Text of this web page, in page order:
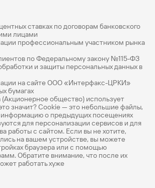
с бесплатным обслуживанием
счета
на 3 месяца
процентом
ставках по договорам банковского
лицами
профессиональным участником рынка
по Федеральному закону №115-ФЗ
и защиты персональных данных в
на сайте ООО «Интерфакс-ЦРКИ»
бумагах
(Акционерное общество) использует
значит? Сookie — это небольшие файлы,
о предыдущих посещениях
для персонализации сервисов и для
работы с сайтом. Если вы не хотите,
на вашем устройстве, вы можете
браузера или с помощью
Обратите внимание, что после их
работать хуже